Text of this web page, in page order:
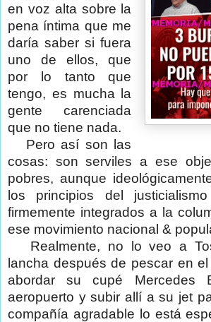
en voz alta sobre la
pena íntima que me
daría saber si fuera
uno de ellos, que
por lo tanto que
tengo, es mucha la
gente carenciada
que no tiene nada.
Pero así son las
cosas: son serviles a ese
pobres, aunque
los principios del
firmemente integrados a la
ese movimiento nacional &
Realmente, no lo veo a
lancha después de pescar en
abordar su cupé Mercedes
aeropuerto y subir allí a su jet
compañía agradable lo está